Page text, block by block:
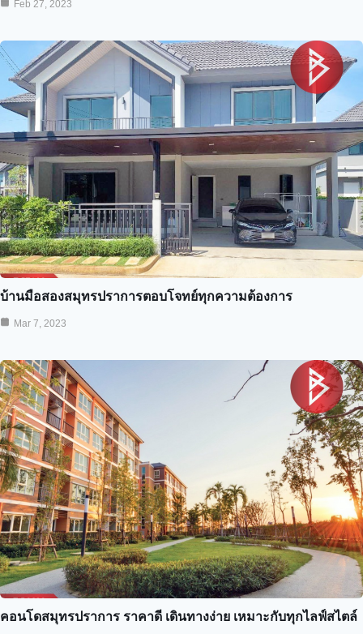
Feb 27, 2023
บ้านมือสองสมุทรปราการตอบโจทย์ทุกความต้องการ
Mar 7, 2023
คอนโดสมุทรปราการ ราคาดี เดินทางง่าย เหมาะกับทุกไลฟ์สไตล์